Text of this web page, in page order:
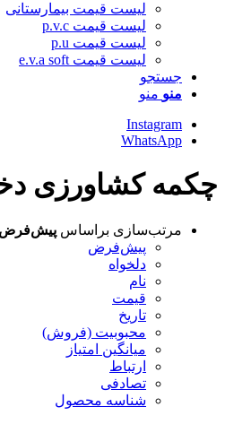
لیست قیمت بیمارستانی
لیست قیمت p.v.c
لیست قیمت p.u
لیست قیمت e.v.a soft
جستجو
منو منو
Instagram
WhatsApp
چکمه کشاورزی
مرتب‌سازی براساس پیش‌فرض
پیش‌فرض
دلخواه
نام
قیمت
تاریخ
محبوبیت (فروش)
میانگین امتیاز
ارتباط
تصادفی
شناسه محصول